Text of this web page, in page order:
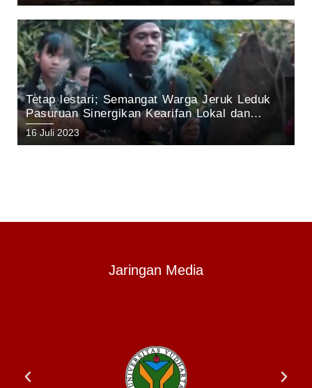
Tetap lestari; Semangat Warga Jeruk Leduk
Pasuruan Sinergikan Kearifan Lokal dan
Pelestarian Alam di Kawasan Gunung Arjuno
16 Juli 2023
Jaringan Media